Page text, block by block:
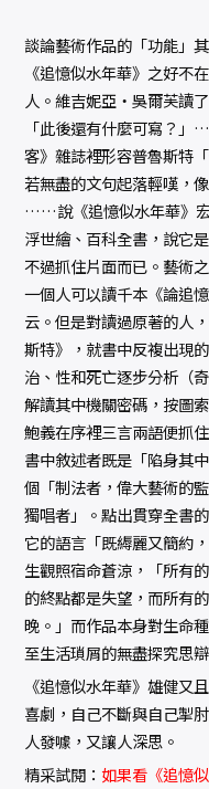
談論藝術作品的「功能」
《追憶似水年華》之好不
人。維吉妮亞‧吳爾芙讀
「此後還有什麼可寫？
客》雜誌裡形容普魯斯特
若無盡的文句起落輕嘆，
……說《追憶似水年華》
浮世繪、百科全書，說它
不過抓住片面而已。藝術
一個人可以讀千本《論追
云。但是對讀過原著的人
斯特》，就書中反複出現
治、性和死亡逐步分析（
解讀其中機關密碼，按圖
鮑義在序裡三言兩語便抓
書中敘述者既是「陷身其
個「制法者，偉大藝術的
獨唱者」。點出貫穿全書
它的語言「既縟麗又簡約
生觀照宿命蒼涼，「所有
的終點都是失望，而所有
晚。」而作品本身對生命
至生活瑣屑的無盡探究思
《追憶似水年華》雄健又
喜劇，自己不斷與自己掣
人發噱，又讓人深思。
精采試閱：如果看《追憶